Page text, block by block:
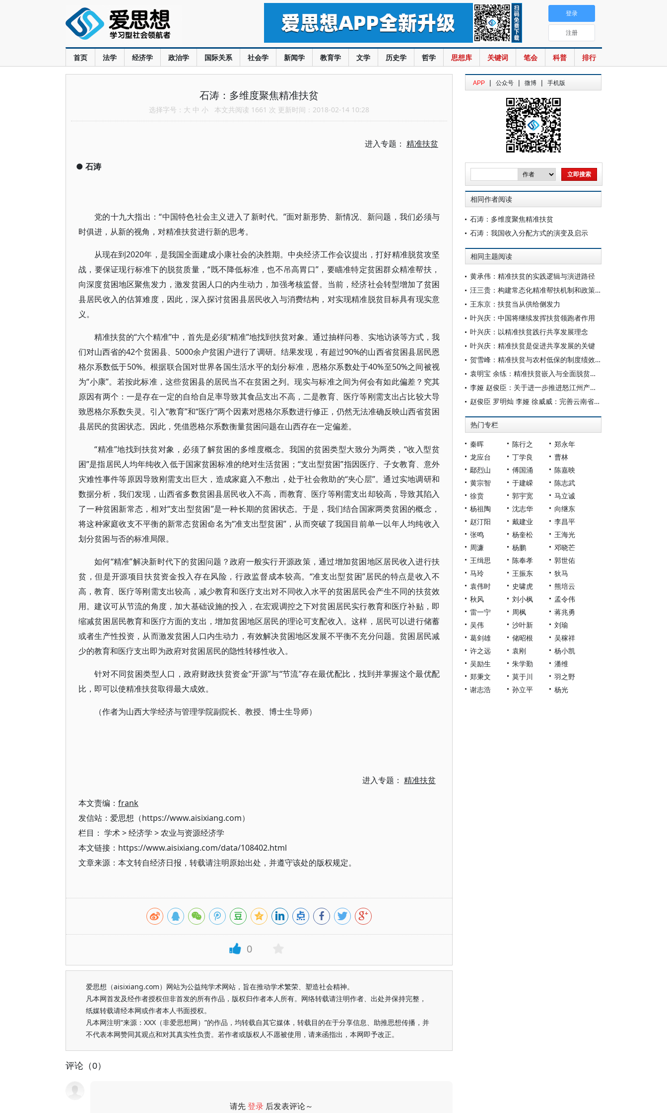
首页 法学 经济学 政治学 国际关系 社会学 新闻学 教育学 文学 历史学 哲学 思想库 关键词 笔会 科普 排行
登录
注册
石涛：多维度聚焦精准扶贫
选择字号： 大 中 小 本文共阅读 1661 次 更新时间：2018-02-14 10:28
进入专题： 精准扶贫
● 石涛
党的十九大指出：“中国特色社会主义进入了新时代。”面对新形势、新情况、新问题，我们必须与
时俱进，从新的视角，对精准扶贫进行新的思考。
从现在到2020年，是我国全面建成小康社会的决胜期。中央经济工作会议提出，打好精准脱贫攻坚
战，要保证现行标准下的脱贫质量，“既不降低标准，也不吊高胃口”，要瞄准特定贫困群众精准帮扶，
向深度贫困地区聚焦发力，激发贫困人口的内生动力，加强考核监督。当前，经济社会转型增加了贫困
县居民收入的估算难度，因此，深入探讨贫困县居民收入与消费结构，对实现精准脱贫目标具有现实意
义。
精准扶贫的“六个精准”中，首先是必须“精准”地找到扶贫对象。通过抽样问卷、实地访谈等方式，我
们对山西省的42个贫困县、5000余户贫困户进行了调研。结果发现，有超过90%的山西省贫困县居民恩
格尔系数低于50%。根据联合国对世界各国生活水平的划分标准，恩格尔系数处于40%至50%之间被视
为“小康”。若按此标准，这些贫困县的居民当不在贫困之列。现实与标准之间为何会有如此偏差？究其
原因有两个：一是存在一定的自给自足率导致其食品支出不高，二是教育、医疗等刚需支出占比较大导
致恩格尔系数失灵。引入“教育”和“医疗”两个因素对恩格尔系数进行修正，仍然无法准确反映山西省贫困
县居民的贫困状态。因此，凭借恩格尔系数衡量贫困问题在山西存在一定偏差。
“精准”地找到扶贫对象，必须了解贫困的多维度概念。我国的贫困类型大致分为两类，“收入型贫
困”是指居民人均年纯收入低于国家贫困标准的绝对生活贫困；“支出型贫困”指因医疗、子女教育、意外
灾难性事件等原因导致刚需支出巨大，造成家庭入不敷出，处于社会救助的“夹心层”。通过实地调研和
数据分析，我们发现，山西省多数贫困县居民收入不高，而教育、医疗等刚需支出却较高，导致其陷入
了一种贫困新常态，相对“支出型贫困”是一种长期的贫困状态。于是，我们结合国家两类贫困的概念，
将这种家庭收支不平衡的新常态贫困命名为“准支出型贫困”，从而突破了我国目前单一以年人均纯收入
划分贫困与否的标准局限。
如何“精准”解决新时代下的贫困问题？政府一般实行开源政策，通过增加贫困地区居民收入进行扶
贫，但是开源项目扶贫资金投入存在风险，行政监督成本较高。“准支出型贫困”居民的特点是收入不
高，教育、医疗等刚需支出较高，减少教育和医疗支出对不同收入水平的贫困居民会产生不同的扶贫效
用。建议可从节流的角度，加大基础设施的投入，在宏观调控之下对贫困居民实行教育和医疗补贴，即
缩减贫困居民教育和医疗方面的支出，增加贫困地区居民的理论可支配收入。这样，居民可以进行储蓄
或者生产性投资，从而激发贫困人口内生动力，有效解决贫困地区发展不平衡不充分问题。贫困居民减
少的教育和医疗支出即为政府对贫困居民的隐性转移性收入。
针对不同贫困类型人口，政府财政扶贫资金“开源”与“节流”存在最优配比，找到并掌握这个最优配
比，即可以使精准扶贫取得最大成效。
（作者为山西大学经济与管理学院副院长、教授、博士生导师）
进入专题： 精准扶贫
本文责编： frank
发信站：爱思想（https://www.aisixiang.com）
栏目： 学术>经济学 >农业与资源经济学
本文链接：https://www.aisixiang.com/data/108402.html
文章来源：本文转自经济日报，转载请注明原始出处，并遵守该处的版权规定。
0
爱思想（aisixiang.com）网站为公益纯学术网站，旨在推动学术繁荣、塑造社会精神。
凡本网首发及经作者授权但非首发的所有作品，版权归作者本人所有。网络转载请注明作者、出处并保持完整，
纸媒转载请经本网或作者本人书面授权。
凡本网注明“来源：XXX（非爱思想网）”的作品，均转载自其它媒体，转载目的在于分享信息、助推思想传播，并
不代表本网赞同其观点和对其真实性负责。若作者或版权人不愿被使用，请来函指出，本网即予改正。
评论（0）
请先登录 后发表评论～
APP | 公众号 | 微博 | 手机版
相同作者阅读
石涛：多维度聚焦精准扶贫
石涛：我国收入分配方式的演变及启示
相同主题阅读
黄承伟：精准扶贫的实践逻辑与演进路径
汪三贵：构建常态化精准帮扶机制和政策体系
王东京：扶贫当从供给侧发力
叶兴庆：中国将继续发挥扶贫领跑者作用
叶兴庆：以精准扶贫践行共享发展理念
叶兴庆：精准扶贫是促进共享发展的关键
贺雪峰：精准扶贫与农村低保的制度绩效问题
袁明宝 余练：精准扶贫嵌入与全面脱贫的基层治理逻辑*
李娅 赵俊臣：关于进一步推进怒江州产业扶贫的若干建议
赵俊臣 罗明灿 李娅 徐威威：完善云南省政府《关于加快乡村旅游扶贫开发的意见》的几点建议
热门专栏
秦晖 陈行之
郑永年
龙应台
丁学良
曹林
鄢烈山
傅国涌
陈嘉映
黄宗智
于建嵘
陈志武
徐贲
郭宇宽
马立诚
杨祖陶
沈志华
向继东
赵汀阳
戴建业
李昌平
张鸣
杨奎松
王海光
周濂
杨鹏
邓晓芒
王缉思
陈奉孝
郭世佑
马玲
王振东
狄马
袁伟时
史啸虎
熊培云
秋风
刘小枫
孟令伟
雷一宁
周枫
蒋兆勇
吴伟
沙叶新
刘瑜
葛剑雄
储昭根
吴稼祥
许之远
袁刚
杨小凯
吴励生
朱学勤
潘维
郑秉文
莫于川
羽之野
谢志浩
孙立平 杨光